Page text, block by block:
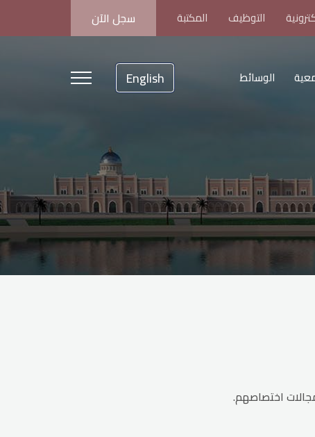
التوظيف المكتبة سجل الآن
الوسائط English
اختصاصهم.